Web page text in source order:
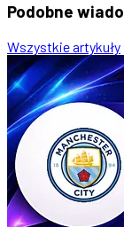
Podobne
Wszystkie artykuły